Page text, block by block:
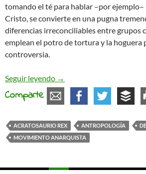
tomando el té para hablar –por
Cristo, se convierte en una pugna
diferencias irreconciliables entre grupos
emplean el potro de tortura y la hoguera
controversia.
Seguir leyendo Los procesos de escisión
→
Comparte
ACRATOSAURIO REX ANTROPOLOGÍA
MOVIMIENTO ANARQUISTA